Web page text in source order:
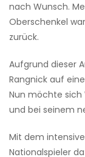
nach Wunsch.
Oberschenkel
zurück.
Aufgrund dieser
Rangnick auf
Nun möchte
und bei seinem
Mit dem
Nationalspieler